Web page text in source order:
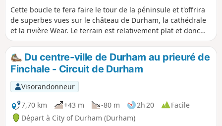
Cette boucle te fera faire le tour de la péninsule et t'offrira
de superbes vues sur le château de Durham, la cathédrale
et la rivière Wear. Le terrain est relativement plat et donc
adapté aux poussettes et aux fauteuils roulants.
Du centre-ville de Durham au prieuré de
Finchale - Circuit de Durham
Visorandonneur
7,70 km
+43 m -80 m 2h 20
Facile
Départ à City of Durham (Durham)